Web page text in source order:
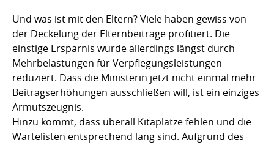
Und was ist mit den Eltern? Viele haben gewiss von
der Deckelung der Elternbeiträge profitiert. Die
einstige Ersparnis wurde allerdings längst durch
Mehrbelastungen für Verpflegungsleistungen
reduziert. Dass die Ministerin jetzt nicht einmal mehr
Beitragserhöhungen ausschließen will, ist ein einziges
Armutszeugnis.
Hinzu kommt, dass überall Kitaplätze fehlen und die
Wartelisten entsprechend lang sind. Aufgrund des